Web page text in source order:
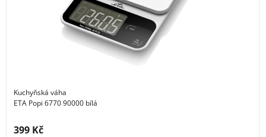
Kuchyňská váha
ETA Popi 6770 90000 bílá
Cena s DPH:
399 Kč